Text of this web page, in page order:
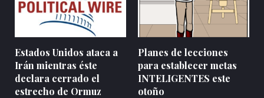
Estados Unidos ataca a
Irán mientras éste
declara cerrado el
estrecho de Ormuz
Planes de lecciones
para establecer metas
INTELIGENTES este
otoño